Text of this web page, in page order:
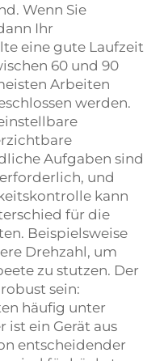
Wenn Sie
Ihr
eine gute Laufzeit
60 und 90
Arbeiten
werden.
Aufgaben sind
und
kann
für die
Beispielsweise
Drehzahl, um
zu stutzen. Der
sein:
häufig unter
ist ein Gerät aus
entscheidender